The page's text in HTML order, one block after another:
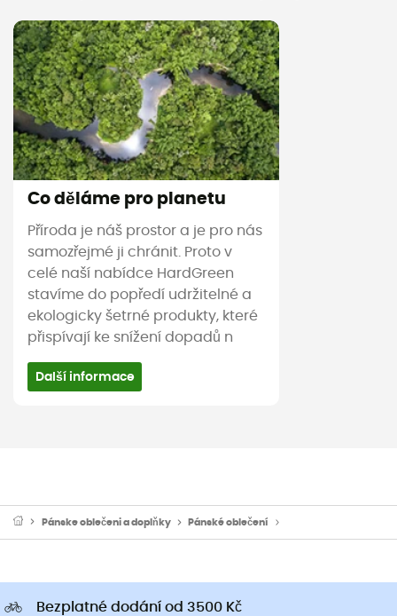
Co děláme pro planetu
Příroda je náš prostor a je pro nás
samozřejmé ji chránit. Proto v
celé naší nabídce HardGreen
stavíme do popředí udržitelné a
ekologicky šetrné produkty, které
přispívají ke snížení dopadů n
Další informace
Pánske oblečeni a doplňky Pánské oblečení
Bezplatné dodání od 3500 Kč